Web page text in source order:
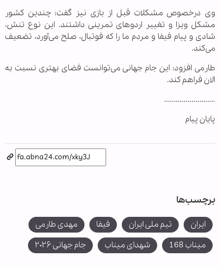
وی درخصوص مشکلات قبل از بازی نیز گفت: چندین کشور
مشکل ویزا و تغییر اردوهای تمرینی داشتند. این نوع تنش،
شادی و پیام فیفا و مردم ما را که فوتبال، صلح می‌آورد، تضعیف
می‌کند.
طارمی افزود: این جام جهانی می‌توانست فضای بهتری نسبت به
الان فراهم کند.
..........................
پایان پیام
برچسب‌ها
ایران تیم ملی ایران فیفا
مهدی طارمی
میناب 168
شهدای میناب جام جهانی ۲۰۲۶